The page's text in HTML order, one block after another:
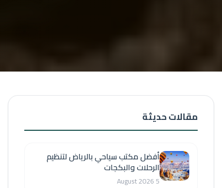
مقالات حديثة
أفضل مكتب سياحي بالرياض لتنظيم
الرحلات والبكجات
5 August 2026